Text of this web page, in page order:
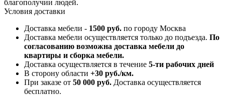
благополучии людей.
Условия доставки
Доставка мебели - 1500 руб. по городу Москва
Доставка мебели осуществляется только до подъезда. По
согласованию возможна доставка мебели до
квартиры и сборка мебели.
Доставка осуществляется в течение 5-ти рабочих дней
В сторону области +30 руб./км.
При заказе от 50 000 руб. Доставка осуществляется
бесплатно.